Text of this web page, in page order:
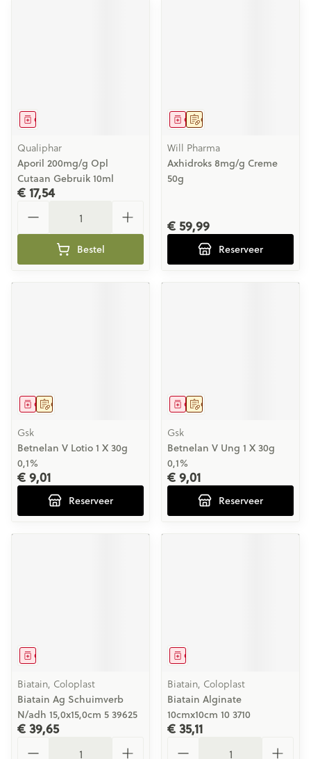
Geneesmiddel
Qualiphar
Aporil 200mg/g Opl
Cutaan Gebruik 10ml
€ 17,54
Bestel
Op voorschrift
Geneesmiddel
Will Pharma
Axhidroks 8mg/g Creme
50g
€ 59,99
Reserveer
Op voorschrift
Geneesmiddel
Gsk
Betnelan V Lotio 1 X 30g
0,1%
€ 9,01
Reserveer
Op voorschrift
Geneesmiddel
Gsk
Betnelan V Ung 1 X 30g
0,1%
€ 9,01
Reserveer
Geneesmiddel
Biatain, Coloplast
Biatain Ag Schuimverb
N/adh 15,0x15,0cm 5 39625
€ 39,65
Geneesmiddel
Biatain, Coloplast
Biatain Alginate
10cmx10cm 10 3710
€ 35,11